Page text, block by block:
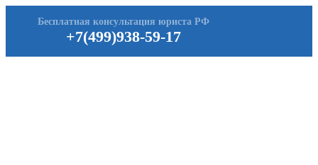
+7(499)938-59-17
Бесплатная консультация юриста РФ